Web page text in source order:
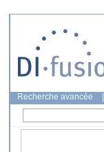
Recherche avancée